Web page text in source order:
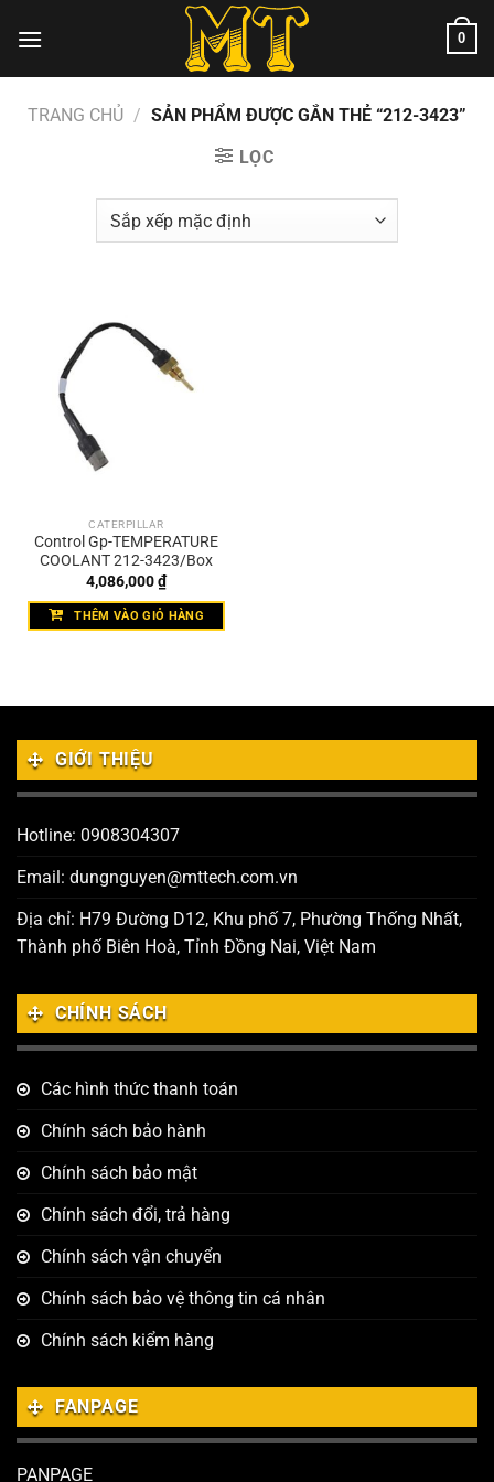
đến
0
TRANG CHỦ / SẢN PHẨM ĐƯỢC GẮN THẺ “212-3423”
LỌC
CATERPILLAR
Control Gp-TEMPERATURE
COOLANT 212-3423/Box
4,086,000₫
THÊM VÀO GIỎ HÀNG
GIỚI THIỆU
Hotline: 0908304307
Email: dungnguyen@mttech.com.vn
Địa chỉ: H79 Đường D12, Khu phố 7, Phường Thống Nhất,
Thành phố Biên Hoà, Tỉnh Đồng Nai, Việt Nam
CHÍNH SÁCH
Các hình thức thanh toán
Chính sách bảo hành
Chính sách bảo mật
Chính sách đổi, trả hàng
Chính sách vận chuyển
Chính sách bảo vệ thông tin cá nhân
Chính sách kiểm hàng
FANPAGE
PANPAGE